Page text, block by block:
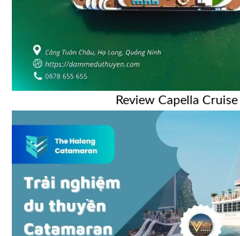
Review Capella Cruise